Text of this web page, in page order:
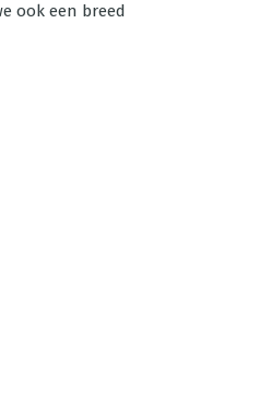
ook een breed